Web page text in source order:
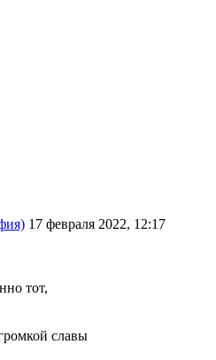
17 февраля 2022, 12:17
тот,
славы